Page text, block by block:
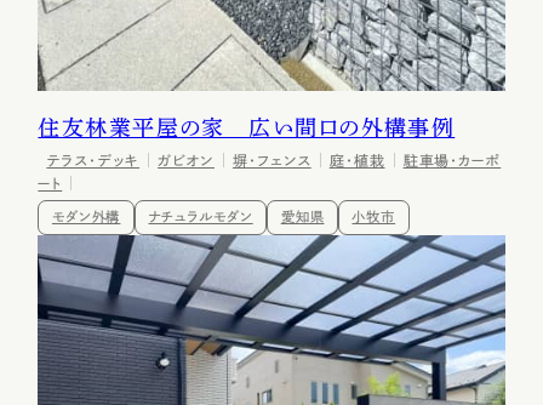
住友林業平屋の家 広い間口の外構事例
テラス・デッキ ガビオン 塀・フェンス 庭・植栽
駐車場・カーポ
ート
モダン外構 ナチュラルモダン 愛知県 小牧市